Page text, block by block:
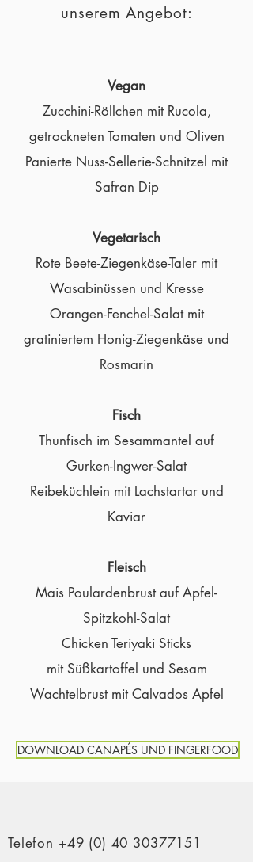
unserem Angebot:
Vegan
Zucchini-Röllchen mit Rucola,
getrockneten Tomaten und Oliven
Panierte Nuss-Sellerie-Schnitzel mit
Safran Dip
Vegetarisch
Rote Beete-Ziegenkäse-Taler mit
Wasabinüssen und Kresse
Orangen-Fenchel-Salat mit
gratiniertem Honig-Ziegenkäse und
Rosmarin
Fisch
Thunfisch im Sesammantel auf
Gurken-Ingwer-Salat
Reibeküchlein mit Lachstartar und
Kaviar
Fleisch
Mais Poulardenbrust auf Apfel-
Spitzkohl-Salat
Chicken Teriyaki Sticks
mit Süßkartoffel und Sesam
Wachtelbrust mit Calvados Apfel
DOWNLOAD CANAPÉS UND FINGERFOOD
Telefon +49 (0) 40 30377151